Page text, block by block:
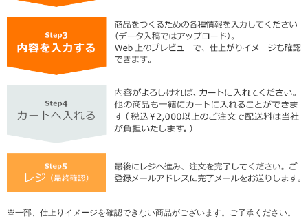
一部、仕上りイメージを確認できない商品がございます。ご了承ください。